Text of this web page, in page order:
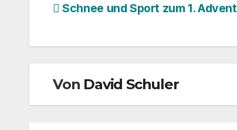
Beitragsnavigation
Schnee und Sport zum 1. Advent
Von David Schuler